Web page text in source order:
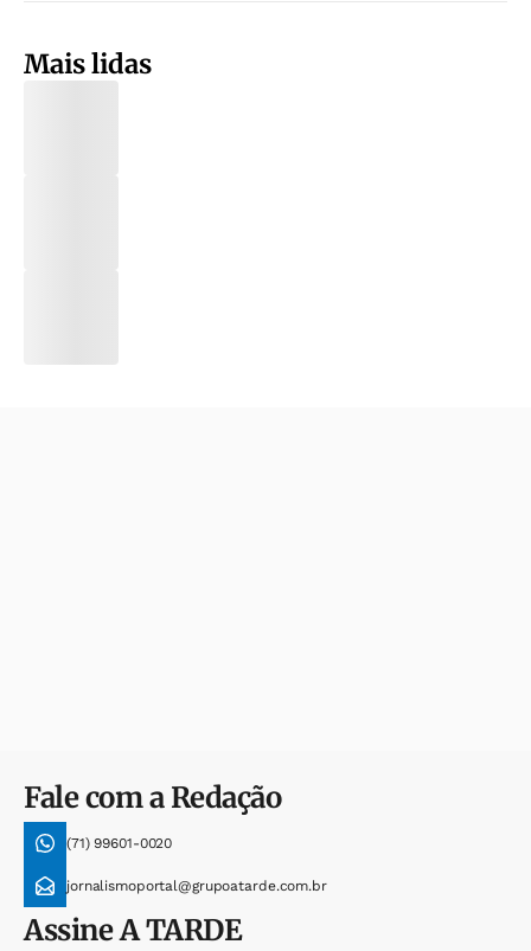
Mais lidas
Fale com a Redação
(71) 99601-0020
jornalismoportal@grupoatarde.com.br
AssineA TARDE